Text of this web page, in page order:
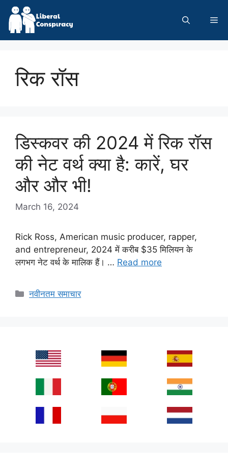
Skip
content
रिक रॉस
डिस्कवर की 2024 में रिक रॉस
की नेट वर्थ क्या है: कारें, घर
और और भी!
March 16, 2024
Rick Ross, American music producer, rapper,
and entrepreneur, 2024 में करीब $35 मिलियन के
लगभग नेट वर्थ के मालिक हैं। … Read more
Categories
नवीनतम समाचार